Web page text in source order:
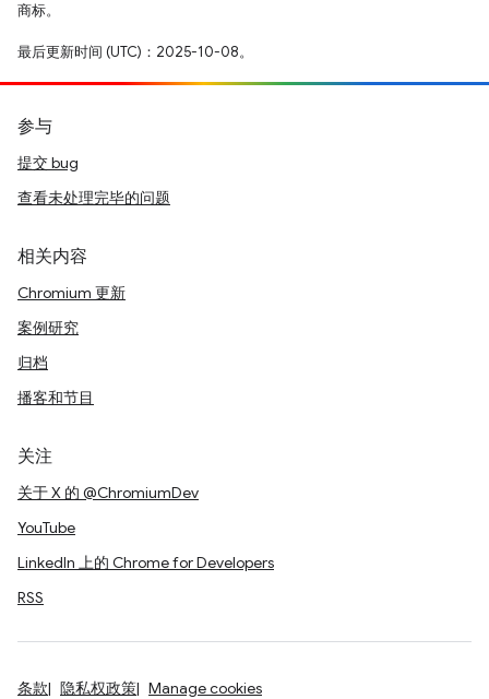
商标。
最后更新时间 (UTC)：2025-10-08。
参与
提交 bug
查看未处理完毕的问题
相关内容
Chromium 更新
案例研究
归档
播客和节目
关注
关于 X 的 @ChromiumDev
YouTube
LinkedIn 上的 Chrome for Developers
RSS
条款 隐私权政策 Manage cookies